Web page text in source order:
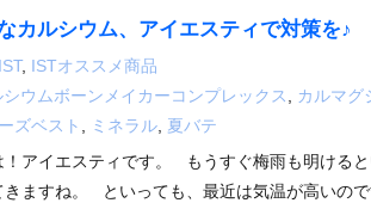
カルシウム、アイエスティで対策を♪
IST, ISTオススメ商品
シウムボーンメイカーコンプレックス カルマグ
ズベスト ミネラル 夏バテ
アイエスティです。 もうすぐ梅雨も明けると
きますね。 といっても、最近は気温が高いので